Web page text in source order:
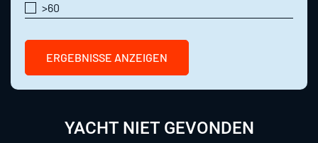
>60
ERGEBNISSE ANZEIGEN
YACHT NIET GEVONDEN